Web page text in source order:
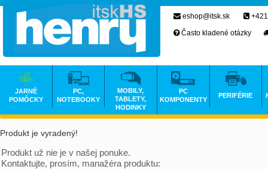
Produkt je vyradený!
Produkt už nie je v našej ponuke.
Kontaktujte, prosím, manažéra produktu:
eshop@itsk.sk
Často kladené otázky
JARNÉ
POMÔCKY
PC,
NOTEBOOKY
MOBILY,
TABLETY,
HODINKY
PC
KOMPONENTY
PERIFÉRIE